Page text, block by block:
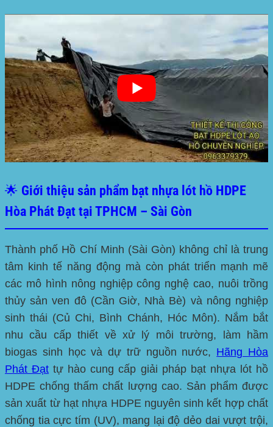
🌟 Giới thiệu sản phẩm bạt nhựa lót hồ HDPE
Hòa Phát Đạt tại TPHCM – Sài Gòn
Thành phố Hồ Chí Minh (Sài Gòn) không chỉ là trung
tâm kinh tế năng động mà còn phát triển mạnh mẽ
các mô hình nông nghiệp công nghệ cao, nuôi trồng
thủy sản ven đô (Cần Giờ, Nhà Bè) và nông nghiệp
sinh thái (Củ Chi, Bình Chánh, Hóc Môn). Nắm bắt
nhu cầu cấp thiết về xử lý môi trường, làm hầm
biogas sinh học và dự trữ nguồn nước, Hãng Hòa
Phát Đạt tự hào cung cấp giải pháp bạt nhựa lót hồ
HDPE chống thấm chất lượng cao. Sản phẩm được
sản xuất từ hạt nhựa HDPE nguyên sinh kết hợp chất
chống tia cực tím (UV), mang lại độ dẻo dai vượt trội,